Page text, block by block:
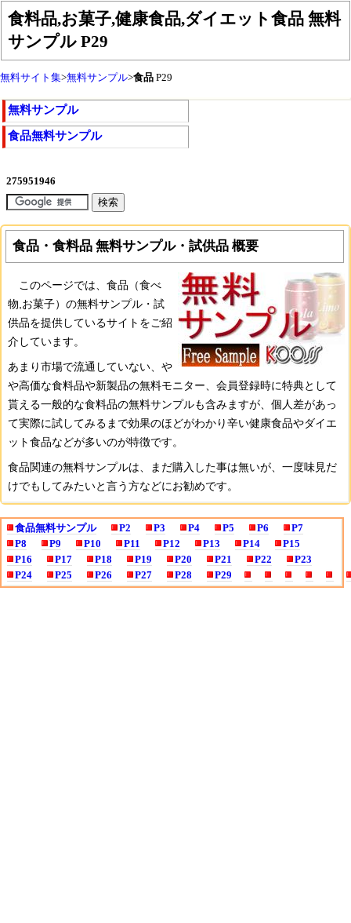
食料品,お菓子,健康食品,ダイエット食品 無料
サンプル P29
無料サイト集>無料サンプル>食品 P29
無料サンプル
食品無料サンプル
食品・食料品 無料サンプル・試供品 概要
このページでは、食品（食べ
物,お菓子）の無料サンプル・試
供品を提供しているサイトをご紹
介しています。
あまり市場で流通していない、や
や高価な食料品や新製品の無料モニター、会員登録時に特典として
貰える一般的な食料品の無料サンプルも含みますが、個人差があっ
て実際に試してみるまで効果のほどがわかり辛い健康食品やダイエ
ット食品などが多いのが特徴です。
食品関連の無料サンプルは、まだ購入した事は無いが、一度味見だ
けでもしてみたいと言う方などにお勧めです。
食品無料サンプル P2 P3 P4 P5 P6
P7
P8
P9 P10 P11 P12 P13 P14
P15
P16
P17 P18 P19 P20 P21 P22
P23
P24
P25 P26 P27 P28 P29